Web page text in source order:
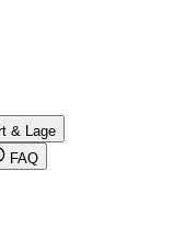
& Lage
FAQ